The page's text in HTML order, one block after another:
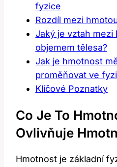
fyzice
Rozdíl mezi
Jaký je vztah mezi
objemem tělesa?
Jak je hmotnost
proměňovat ve
Klíčové Poznatky
Co Je To
Ovlivňuje
Hmotnost je základní